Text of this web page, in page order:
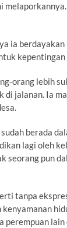
ia
orang lebih
jalanan. Ia
sudah berada
lagi oleh
seorang pun
tanpa
perempuan